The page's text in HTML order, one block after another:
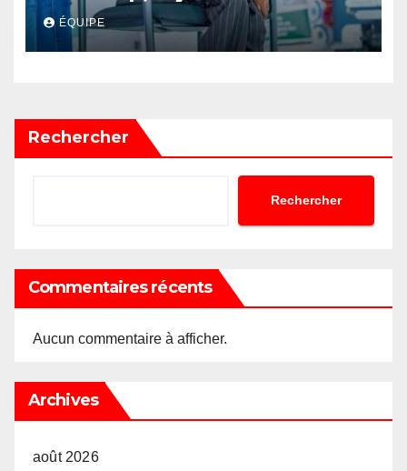
Akonkwa Kenyata Bernard
lance un appel à la solidarité
pour poursuivre ses études
ÉQUIPE
Rechercher
Rechercher
Commentaires récents
Aucun commentaire à afficher.
Archives
août 2026